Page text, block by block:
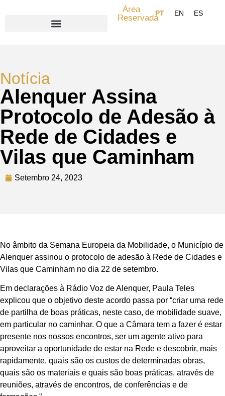
Área
Reservada
Notícia
Alenquer Assina
Protocolo de Adesão à
Rede de Cidades e
Vilas que Caminham
Setembro 24, 2023
No âmbito da Semana Europeia da Mobilidade, o Município de
Alenquer assinou o protocolo de adesão à Rede de Cidades e
Vilas que Caminham no dia 22 de setembro.
Em declarações à Rádio Voz de Alenquer, Paula Teles
explicou que o objetivo deste acordo passa por “criar uma rede
de partilha de boas práticas, neste caso, de mobilidade suave,
em particular no caminhar. O que a Câmara tem a fazer é estar
presente nos nossos encontros, ser um agente ativo para
aproveitar a oportunidade de estar na Rede e descobrir, mais
rapidamente, quais são os custos de determinadas obras,
quais são os materiais e quais são boas práticas, através de
reuniões, através de encontros, de conferências e de